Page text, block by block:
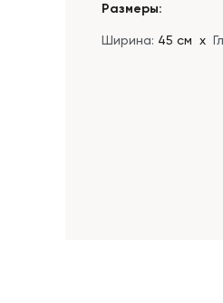
Размеры:
Ширина: 45 см х